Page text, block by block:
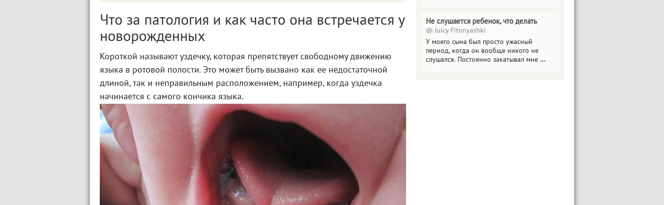
Что за патология и как часто она встречается у
новорожденных
Короткой называют уздечку, которая препятствует свободному движению
языка в ротовой полости. Это может быть вызвано как ее недостаточной
длиной, так и неправильным расположением, например, когда уздечка
начинается с самого кончика языка.
Не слушается ребенок, что делать
Juicy Fitonyashki
У моего сына был просто ужасный
период, когда он вообще никого не
слушался. Постоянно закатывал мне ...